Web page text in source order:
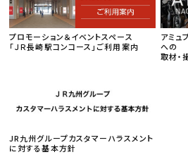
プロモーション＆イベントスペース
「ＪＲ長崎駅コンコース」ご利用案内
アミュ
への
取材・
JR九州グループカスタマーハラスメント
に対する基本方針